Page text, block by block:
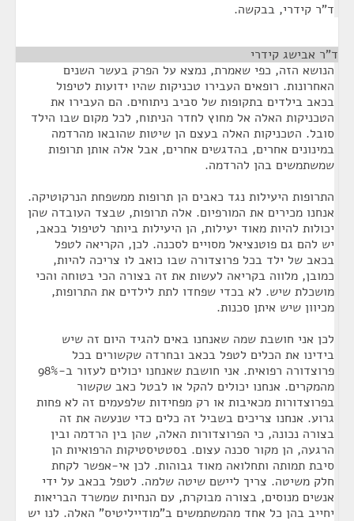
ד"ר קידרי, בבקשה.
ד"ר אבישג קידרי
הנושא הזה, כפי שאמרת, נמצא על הפרק בעשר השנים
האחרונות. רופאים העבירו טכניקות שהיו ידועות לטיפול
בכאב בילדים בתקופות של סביב ניתוחים. הם העבירו את
הטכניקות האלה אל מחוץ לחדר הניתוח, לכל מקום שבו הילד
סובל. הטכניקות האלה בעצם הן שיטות שהובאו מהרדמה
במינונים אחרים, בהדגשים אחרים, אבל אלה אותן תרופות
שמשתמשים בהן להרדמה.
התרופות היעילות נגד כאבים הן תרופות ממשפחת הנרקוטיקה.
אנחנו מכירים את המורפיום. אלה תרופות, שבצד העובדה שהן
יכולות להיות מאוד יעילות, הן היעילות ביותר לטיפול בכאב,
יש להם גם פוטנציאל מסויים לסכנה. לכן, הקריאה לטפל
בכאב של ילד בכל פרוצדורה שבו כואב לו צריכה להיות,
כמובן, מלווה בקריאה לעשות את זה בצורה הכי בטוחה והכי
מושכלת שיש. לא בכדי שפחדו לתת לילדים את התרופות,
מכיוון שיש איתן סכנות.
לכן אני חושבת שמה שאנחנו באים להגיד היום זה שיש
בידינו את הכלים לטפל בכאב ובחרדה שקשורים בכל
פרוצדורה רפואית. אני חושבת שאנחנו יכולים לעזור ב-98%
מהמקרים. אנחנו יכולים להקל או לבטל כאב שקשור
בפרוצדורות מכאיבות או רק מפחידות שלפעמים זה לא פחות
גרוע. אנחנו צריכים בשביל זה כלים כדי שנעשה את זה
בצורה נכונה, כי הפרוצדורות האלה, שהן בין הרדמה ובין
הרגעה, הן מקור סכנה עצום. בסטטיסטיקות הרפואיות הן
סיבת תמותה ותחלואה מאוד גבוהות. לכן אי-אפשר לקחת
חלק משיטה. צריך ליישם שיטה שלמה. לטפל בכאב על ידי
אנשים מנוסים, בצורה מבוקרת, עם הנחיות שמשרד הבריאות
יחייב בהן כל אחד מהמשתמשים ב"מודייליטיס" האלה. לנו יש